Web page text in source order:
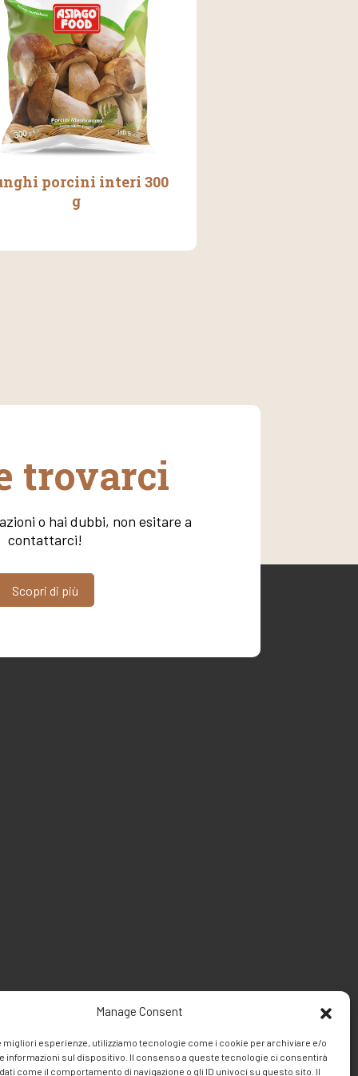
Manage Consent
migliori esperienze, utilizziamo tecnologie come i cookie per archiviare e/o
informazioni sul dispositivo. Il consenso a queste tecnologie ci consentirà
come il comportamento di navigazione o gli ID univoci su questo sito. Il
porcini interi 300
g
trovarci
o hai dubbi, non esitare a
contattarci!
Scopri di più